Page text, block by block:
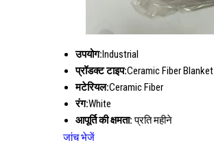
उपयोग:Industrial
प्रॉडक्ट टाइप:Ceramic Fiber Blanket
मटेरियल:Ceramic Fiber
रंग:White
आपूर्ति की क्षमता:प्रति महीने
जांच भेजें